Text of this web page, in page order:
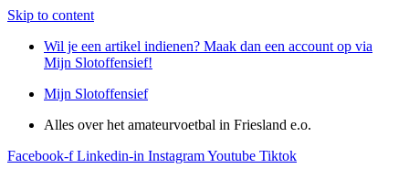
Skip to content
Wil je een artikel indienen? Maak dan een account op via
Mijn Slotoffensief!
Mijn Slotoffensief
Alles over het amateurvoetbal in Friesland e.o.
Facebook-f Linkedin-in InstagramYoutube Tiktok